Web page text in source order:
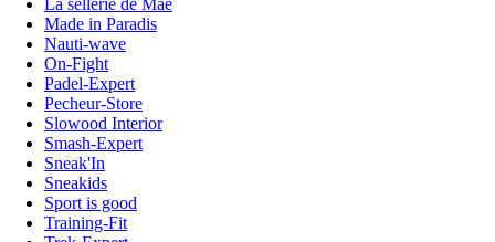
Made in Paradis
Nauti-wave
On-Fight
Padel-Expert
Pecheur-Store
Slowood Interior
Smash-Expert
Sneak'In
Sneakids
Sport is good
Training-Fit